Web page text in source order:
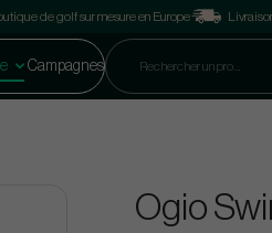
de golf sur mesure en Europe
Campagnes
Ogio